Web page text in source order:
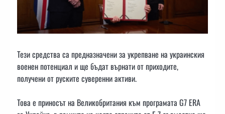
Тези средства са предназначени за укрепване на украинския
военен потенциал и ще бъдат върнати от приходите,
получени от руските суверенни активи.
Това е приносът на Великобритания към програмата G7 ERA